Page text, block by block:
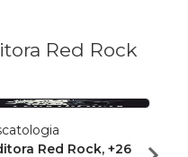
Red Rock
Red Rock, +26